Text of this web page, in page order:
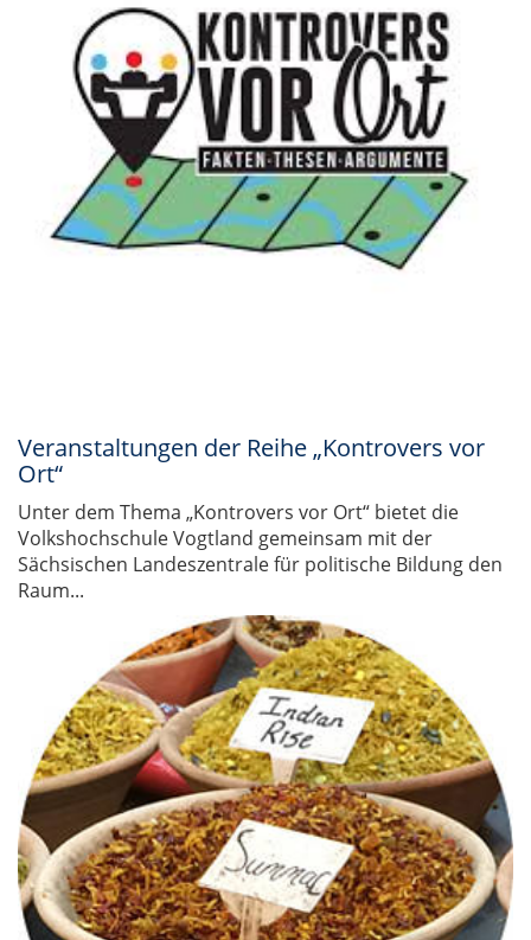
Veranstaltungen der Reihe „Kontrovers vor
Ort“
Unter dem Thema „Kontrovers vor Ort“ bietet die
Volkshochschule Vogtland gemeinsam mit der
Sächsischen Landeszentrale für politische Bildung den
Raum...